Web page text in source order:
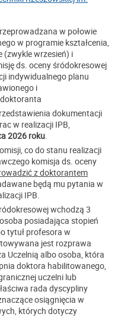
w połowie
w programie kształcenia,
(zwykle wrzesień) i
ds. oceny śródokresowej
indywidualnego planu
i
dokumentacji
w realizacji IPB,
2026 roku.
co do stanu realizacji
komisja ds. oceny
z doktorantem
będą mu pytania w
IPB.
wchodzą 3
posiadająca stopień
tytuł profesora w
jest rozprawa
Uczelnią albo osoba, która
doktora habilitowanego,
uczelni lub
rada dyscypliny
osiągnięcia w
których dotyczy